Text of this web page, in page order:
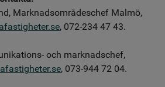
Marknadsområdeschef Malmö,
, 072-234 47 43.
och marknadschef,
, 073-944 72 04.